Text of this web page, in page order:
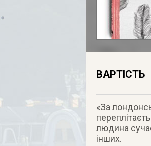
ВАРТІСТЬ
«За
людина
інших.